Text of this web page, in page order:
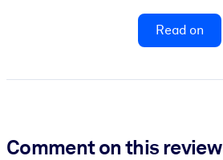
Read on
Comment on this review